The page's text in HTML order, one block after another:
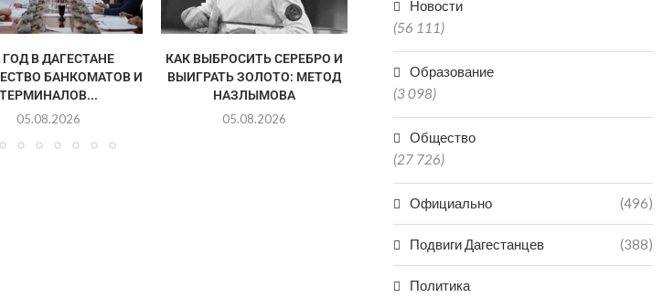
ГОД В ДАГЕСТАНЕ
БАНКОМАТОВ И
ТЕРМИНАЛОВ...
05.08.2026
КАК ВЫБРОСИТЬ СЕРЕБРО И
ВЫИГРАТЬ ЗОЛОТО: МЕТОД
НАЗЛЫМОВА
05.08.2026
КОЛИЧЕСТВО НАРУШЕНИЙ
ПРИ ГАЗОПОТРЕБЛЕНИИ
05.08.2026
Новости
(56 111)
Образование
(3 098)
Общество
(27 726)
Официально (496)
Подвиги Дагестанцев (388)
Политика